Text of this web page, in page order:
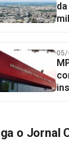
05/
o Jornal